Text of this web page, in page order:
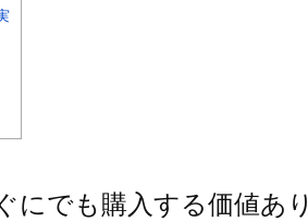
にでも購入する価値あり